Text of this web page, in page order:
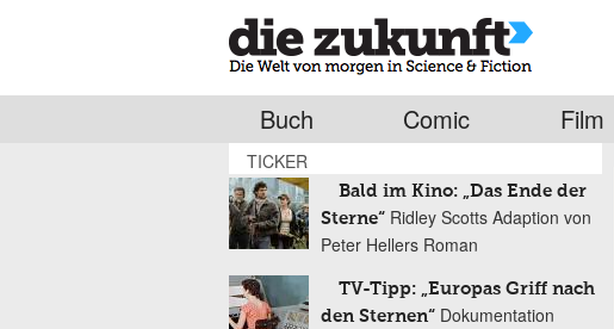
Buch Comic Film
TICKER
Bald im Kino: „Das Ende der
Sterne“ Ridley Scotts Adaption von
Peter Hellers Roman
TV-Tipp: „Europas Griff nach
den Sternen“ Dokumentation